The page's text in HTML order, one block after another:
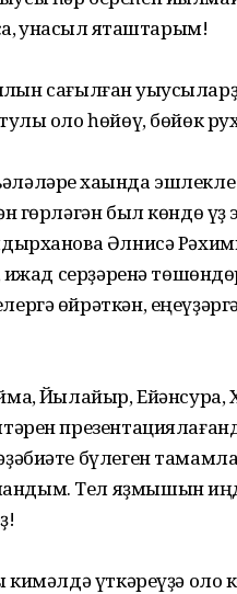
ҡунаҡсыл яҡташтарым!
сағылған
оло һөйөү, бөйөк
хаҡында
гөрләгән был көндө үҙ
Әлнисә
ижад серҙәренә
өйрәткән,
Йылайыр,
бүлеген
Тел яҙмышын
үткәреүҙә оло